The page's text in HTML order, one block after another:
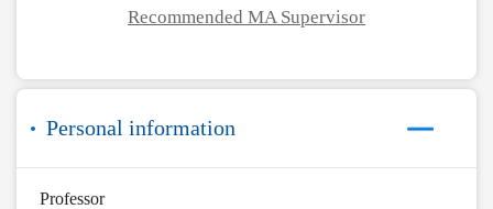
Recommended MA Supervisor
Personal information
Professor